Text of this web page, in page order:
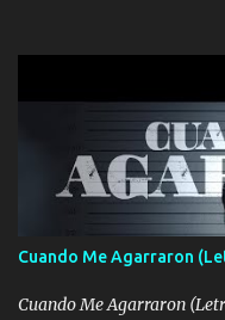
coronamos Se jala los
Un gallardo me prendo
tranquilizando Tomense
los versos que voy
se atora Pero nunca le
aunque ustedes no sepan
echarle chingazos Y
Cuando Me Agarraron
Cuando Me Agarraron